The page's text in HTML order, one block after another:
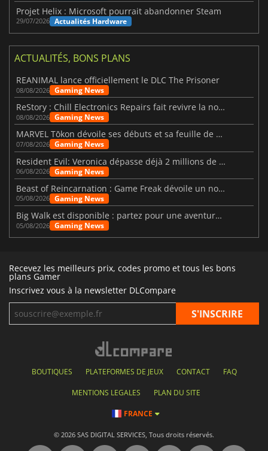
Projet Helix : Microsoft pourrait abandonner Steam
29/07/2026 Actualités Hardware
ACTUALITÉS, BONS PLANS
REANIMAL lance officiellement le DLC The Prisoner
08/08/2026 Gaming News
ReStory : Chill Electronics Repairs fait revivre la nostalgie des années 2000
08/08/2026 Gaming News
MARVEL Tōkon dévoile ses débuts et sa feuille de route
07/08/2026 Gaming News
Resident Evil: Veronica dépasse déjà 2 millions de wishlists
06/08/2026 Gaming News
Beast of Reincarnation : Game Freak dévoile un nouveau pari
05/08/2026 Gaming News
Big Walk est disponible : partez pour une aventure entre amis
05/08/2026 Gaming News
Recevez les meilleurs prix, codes promo et tous les bons
plans Gamer
Inscrivez vous à la newsletter DLCompare
BOUTIQUES PLATEFORMES DE JEUX CONTACT FAQ
MENTIONS LEGALES PLAN DU SITE
FRANCE
© 2026 SAS DIGITAL SERVICES, Tous droits réservés.